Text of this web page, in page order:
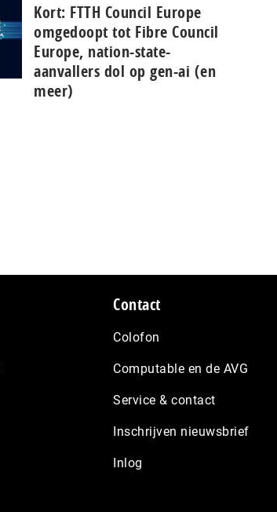
Kort: FTTH Council Europe
omgedoopt tot Fibre Council
Europe, nation-state-
aanvallers dol op gen-ai (en
meer)
Contact
Colofon
Computable en de AVG
Service & contact
Inschrijven nieuwsbrief
Inlog